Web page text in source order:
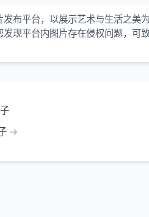
布平台，以展示艺术与生活之
发现平台内图片存在侵权问题，